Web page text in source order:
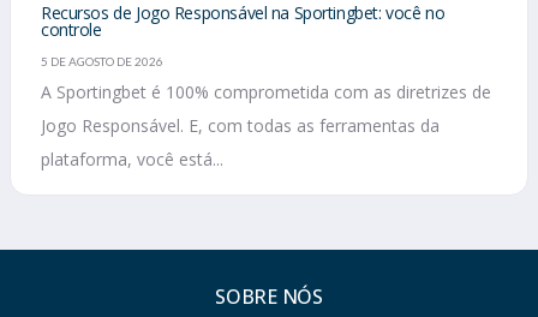
Recursos de Jogo Responsável na Sportingbet: você no
controle
5 DE AGOSTO DE 2026
A Sportingbet é 100% comprometida com as diretrizes de
Jogo Responsável. E, com todas as ferramentas da
plataforma, você está...
SOBRE NÓS